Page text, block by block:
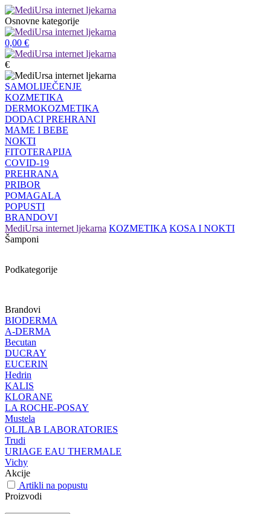
Osnovne kategorije
0,00 €
€
SAMOLIJEČENJE
KOZMETIKA
DERMOKOZMETIKA
DODACI PREHRANI
MAME I BEBE
NOKTI
FITOTERAPIJA
COVID-19
PREHRANA
PRIBOR
POMAGALA
POPUSTI
BRANDOVI
MediUrsa internet ljekarna KOZMETIKA KOSA I NOKTI
Šamponi
Podkategorije
Brandovi
BIODERMA
A-DERMA
Becutan
DUCRAY
EUCERIN
Hedrin
KALIS
KLORANE
LA ROCHE-POSAY
Mustela
OLILAB LABORATORIES
Trudi
URIAGE EAU THERMALE
Vichy
Akcije
Artikli na popustu
Proizvodi